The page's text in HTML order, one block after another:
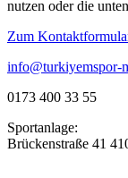
nutzen oder die
Zum
info@turkiyemspor-
0173 400 33 55
Sportanlage:
Brückenstraße 41